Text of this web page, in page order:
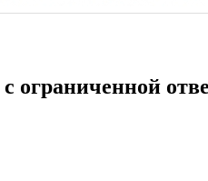
ограниченной